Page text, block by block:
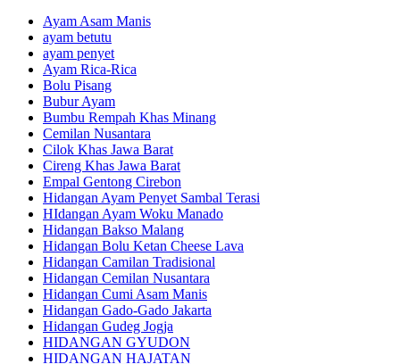
Ayam Asam Manis
ayam betutu
ayam penyet
Ayam Rica-Rica
Bolu Pisang
Bubur Ayam
Bumbu Rempah Khas Minang
Cemilan Nusantara
Cilok Khas Jawa Barat
Cireng Khas Jawa Barat
Empal Gentong Cirebon
Hidangan Ayam Penyet Sambal Terasi
HIdangan Ayam Woku Manado
Hidangan Bakso Malang
Hidangan Bolu Ketan Cheese Lava
Hidangan Camilan Tradisional
Hidangan Cemilan Nusantara
Hidangan Cumi Asam Manis
Hidangan Gado-Gado Jakarta
Hidangan Gudeg Jogja
HIDANGAN GYUDON
HIDANGAN HAJATAN